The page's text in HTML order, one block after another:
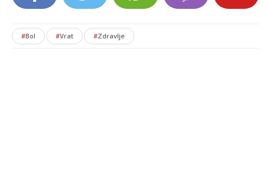
#Bol #Vrat #Zdravlje